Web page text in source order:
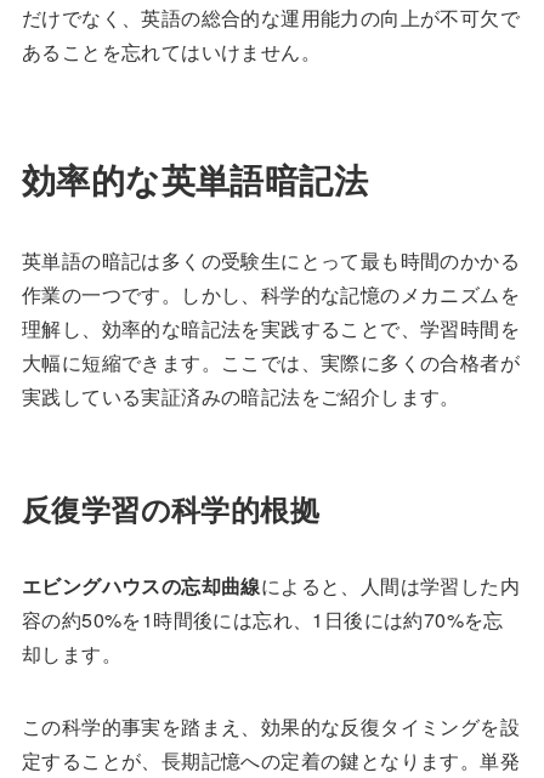
だけでなく、英語の総合的な運用能力の向上が不可欠で
あることを忘れてはいけません。
効率的な英単語暗記法
英単語の暗記は多くの受験生にとって最も時間のかかる
作業の一つです。しかし、科学的な記憶のメカニズムを
理解し、効率的な暗記法を実践することで、学習時間を
大幅に短縮できます。ここでは、実際に多くの合格者が
実践している実証済みの暗記法をご紹介します。
反復学習の科学的根拠
エビングハウスの忘却曲線によると、人間は学習した内
容の約50%を1時間後には忘れ、1日後には約70%を忘
却します。
この科学的事実を踏まえ、効果的な反復タイミングを設
定することが、長期記憶への定着の鍵となります。単発